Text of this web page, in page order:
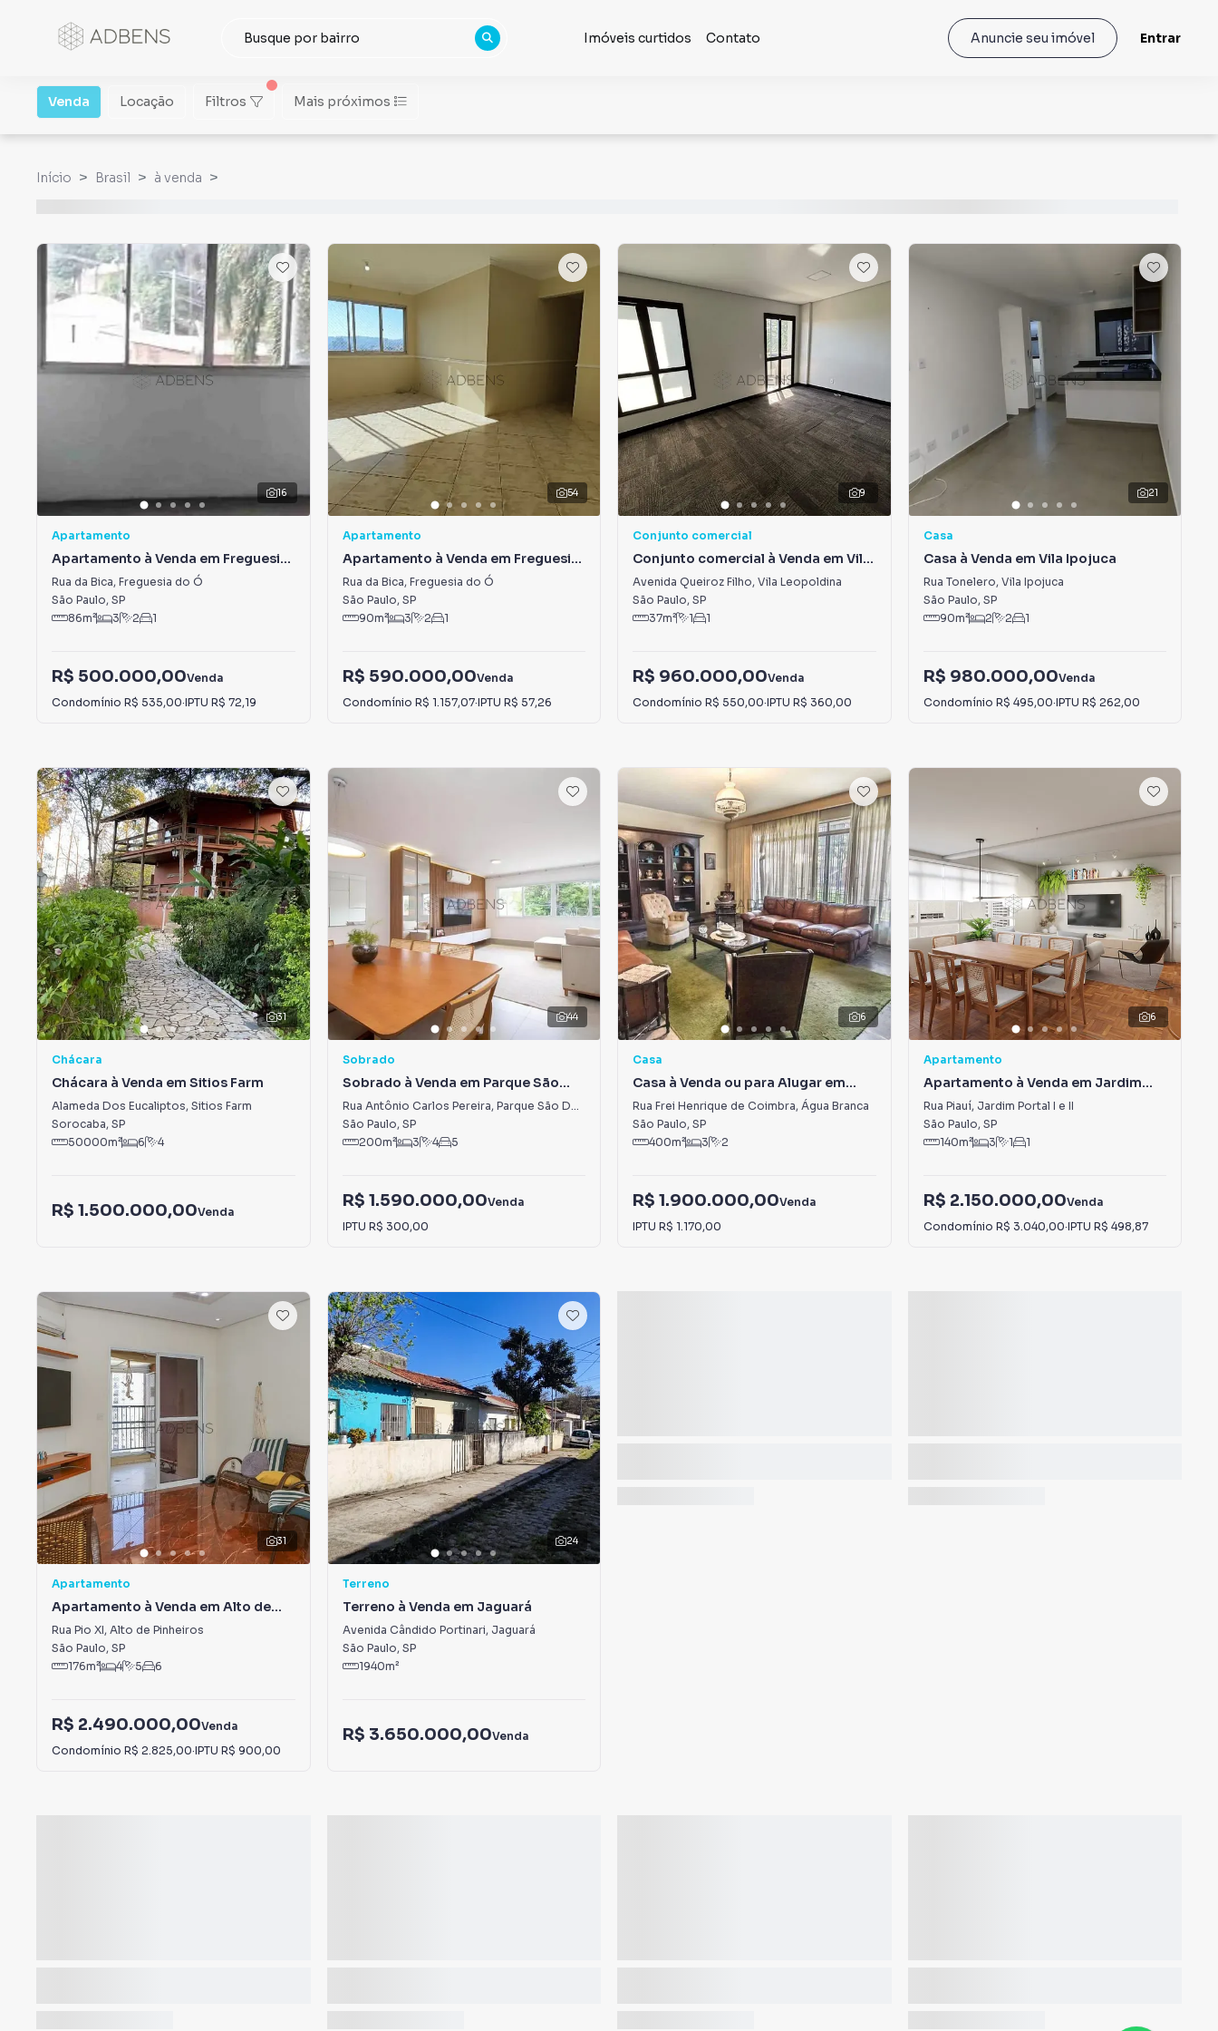
Imóveis curtidos Contato Anuncie seu imóvel Entrar
Venda Locação Filtros Mais próximos
Início Brasil à venda
16
Apartamento
Apartamento à Venda em Freguesia
do Ó
Rua da Bica, Freguesia do Ó
São Paulo, SP
86m² 3 2 1
R$ 500.000,00Venda
Condomínio R$ 535,00·IPTU R$ 72,19
54
Apartamento
Apartamento à Venda em Freguesia
do Ó
Rua da Bica, Freguesia do Ó
São Paulo, SP
90m² 3 2 1
R$ 590.000,00Venda
Condomínio R$ 1.157,07·IPTU R$ 57,26
9
Conjunto comercial
Conjunto comercial à Venda em Vila
Leopoldina
Avenida Queiroz Filho, Vila Leopoldina
São Paulo, SP
37m² 1 1
R$ 960.000,00Venda
Condomínio R$ 550,00·IPTU R$ 360,00
21
Casa
Casa à Venda em Vila Ipojuca
Rua Tonelero, Vila Ipojuca
São Paulo, SP
90m² 2 2 1
R$ 980.000,00Venda
Condomínio R$ 495,00·IPTU R$ 262,00
31
Chácara
Chácara à Venda em Sitios Farm
Alameda Dos Eucaliptos, Sitios Farm
Sorocaba, SP
50000m² 6 4
R$ 1.500.000,00Venda
44
Sobrado
Sobrado à Venda em Parque São
Domingos
Rua Antônio Carlos Pereira, Parque São Domingos
São Paulo, SP
200m² 3 4 5
R$ 1.590.000,00Venda
IPTU R$ 300,00
6
Casa
Casa à Venda ou para Alugar em
Água Branca
Rua Frei Henrique de Coimbra, Água Branca
São Paulo, SP
400m² 3 2
R$ 1.900.000,00Venda
IPTU R$ 1.170,00
6
Apartamento
Apartamento à Venda em Jardim
Portal I e II
Rua Piauí, Jardim Portal I e II
São Paulo, SP
140m² 3 1 1
R$ 2.150.000,00Venda
Condomínio R$ 3.040,00·IPTU R$ 498,87
31
Apartamento
Apartamento à Venda em Alto de
Pinheiros
Rua Pio XI, Alto de Pinheiros
São Paulo, SP
176m² 4 5 6
R$ 2.490.000,00Venda
Condomínio R$ 2.825,00·IPTU R$ 900,00
24
Terreno
Terreno à Venda em Jaguará
Avenida Cândido Portinari, Jaguará
São Paulo, SP
1940m²
R$ 3.650.000,00Venda